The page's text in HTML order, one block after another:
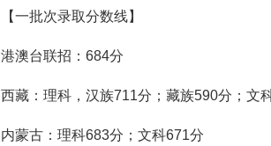
【一批次录取分数线】
港澳台联招：684分
西藏：理科，汉族711分；藏族590分；文
内蒙古：理科683分；文科671分